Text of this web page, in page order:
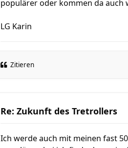
populärer oder kommen da auch
LG Karin
Zitieren
Re: Zukunft des Tretrollers
Ich werde auch mit meinen fast